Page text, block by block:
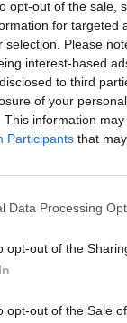
opt-out of the sale,
for targeted
selection. Please
interest-based
to third
of your
This information
Participants that
Data Processing
opt-out of the
opt-out of the Sale
ir
privalumai:
nuo